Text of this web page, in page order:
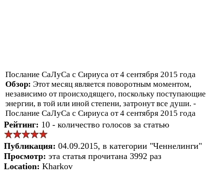
Послание СаЛуСа с Сириуса от 4 сентября 2015 года
Обзор: Этот месяц является поворотным моментом,
независимо от происходящего, поскольку поступающие
энергии, в той или иной степени, затронут все души. -
Послание СаЛуСа с Сириуса от 4 сентября 2015 года
Рейтинг: 10 - количество голосов за статью
Публикация: 04.09.2015, в категории "Ченнелинги"
Просмотр: эта статья прочитана 3992 раз
Location: Kharkov